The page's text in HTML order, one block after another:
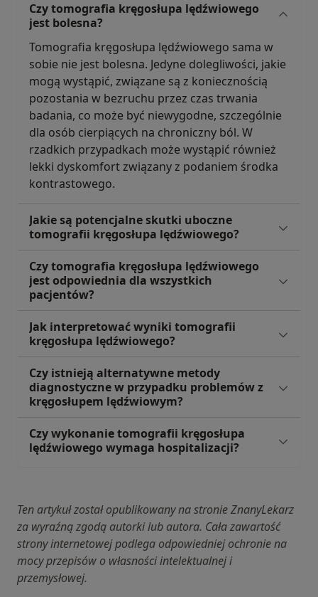
Czy tomografia kręgosłupa lędźwiowego
jest bolesna?
Tomografia kręgosłupa lędźwiowego sama w
sobie nie jest bolesna. Jedyne dolegliwości, jakie
mogą wystąpić, związane są z koniecznością
pozostania w bezruchu przez czas trwania
badania, co może być niewygodne, szczególnie
dla osób cierpiących na chroniczny ból. W
rzadkich przypadkach może wystąpić również
lekki dyskomfort związany z podaniem środka
kontrastowego.
Jakie są potencjalne skutki uboczne
tomografii kręgosłupa lędźwiowego?
Czy tomografia kręgosłupa lędźwiowego
jest odpowiednia dla wszystkich
pacjentów?
Jak interpretować wyniki tomografii
kręgosłupa lędźwiowego?
Czy istnieją alternatywne metody
diagnostyczne w przypadku problemów z
kręgosłupem lędźwiowym?
Czy wykonanie tomografii kręgosłupa
lędźwiowego wymaga hospitalizacji?
Ten artykuł został opublikowany na stronie ZnanyLekarz
za wyraźną zgodą autorki lub autora. Cała zawartość
strony internetowej podlega odpowiedniej ochronie na
mocy przepisów o własności intelektualnej i
przemysłowej.